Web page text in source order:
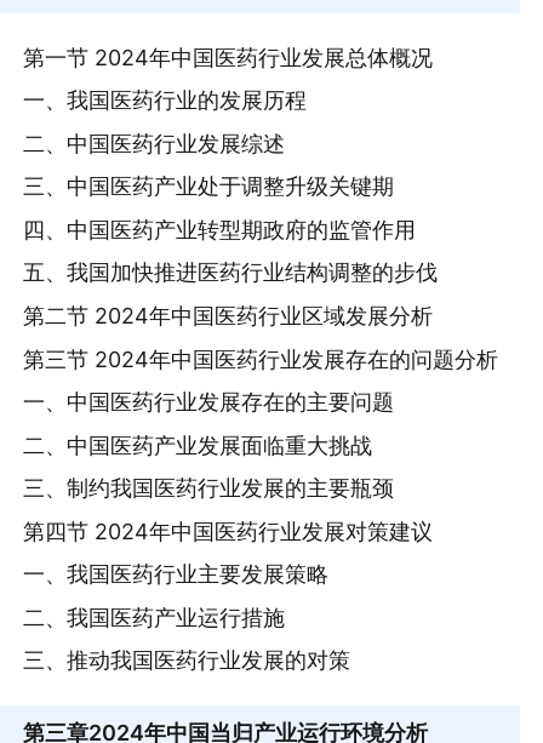
第一节 2024年中国医药行业发展总体概况
一、我国医药行业的发展历程
二、中国医药行业发展综述
三、中国医药产业处于调整升级关键期
四、中国医药产业转型期政府的监管作用
五、我国加快推进医药行业结构调整的步伐
第二节 2024年中国医药行业区域发展分析
第三节 2024年中国医药行业发展存在的问题分析
一、中国医药行业发展存在的主要问题
二、中国医药产业发展面临重大挑战
三、制约我国医药行业发展的主要瓶颈
第四节 2024年中国医药行业发展对策建议
一、我国医药行业主要发展策略
二、我国医药产业运行措施
三、推动我国医药行业发展的对策
第三章2024年中国当归产业运行环境分析